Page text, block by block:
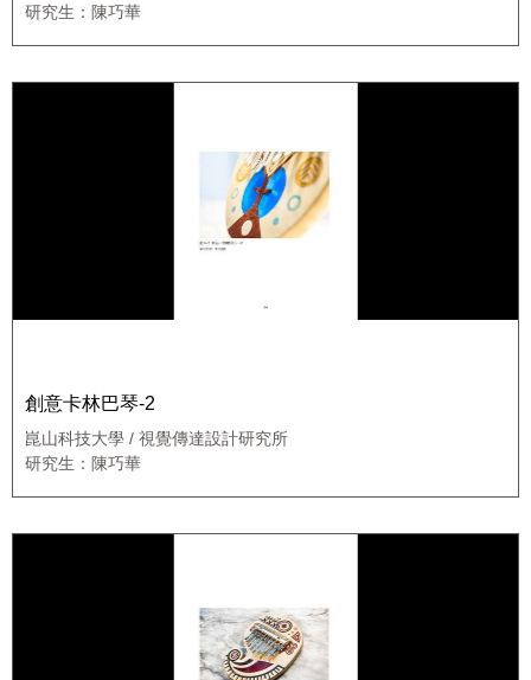
研究生：陳巧華
創意卡林巴琴-2
崑山科技大學 / 視覺傳達設計研究所
研究生：陳巧華